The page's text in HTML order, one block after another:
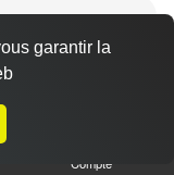
hachée,
Compte
garantir la